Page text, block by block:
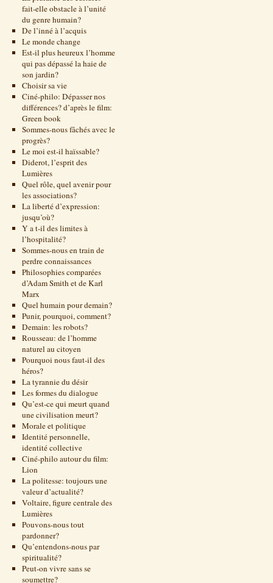
fait-elle obstacle à l’unité
du genre humain?
De l’inné à l’acquis
Le monde change
Est-il plus heureux l’homme
qui pas dépassé la haie de
son jardin?
Choisir sa vie
Ciné-philo: Dépasser nos
différences? d’après le film:
Green book
Sommes-nous fâchés avec le
progrès?
Le moi est-il haïssable?
Diderot, l’esprit des
Lumières
Quel rôle, quel avenir pour
les associations?
La liberté d’expression:
jusqu’où?
Y a t-il des limites à
l’hospitalité?
Sommes-nous en train de
perdre connaissances
Philosophies comparées
d’Adam Smith et de Karl
Marx
Quel humain pour demain?
Punir, pourquoi, comment?
Demain: les robots?
Rousseau: de l’homme
naturel au citoyen
Pourquoi nous faut-il des
héros?
La tyrannie du désir
Les formes du dialogue
Qu’est-ce qui meurt quand
une civilisation meurt?
Morale et politique
Identité personnelle,
identité collective
Ciné-philo autour du film:
Lion
La politesse: toujours une
valeur d’actualité?
Voltaire, figure centrale des
Lumières
Pouvons-nous tout
pardonner?
Qu’entendons-nous par
spiritualité?
Peut-on vivre sans se
soumettre?